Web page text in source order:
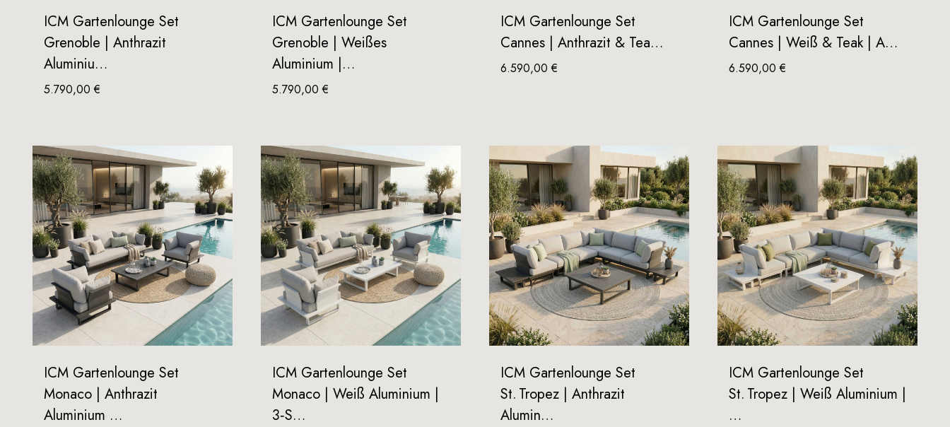
ICM Gartenlounge Set
Grenoble | Anthrazit
Aluminiu…
5.790,00€
ICM Gartenlounge Set
Grenoble | Weißes
Aluminium |…
5.790,00€
ICM Gartenlounge Set
Cannes | Anthrazit & Tea…
6.590,00€
ICM Gartenlounge Set
Cannes | Weiß & Teak | A…
6.590,00€
ICM Gartenlounge Set
Monaco | Anthrazit
Aluminium …
ICM Gartenlounge Set
Monaco | Weiß Aluminium |
3‑S…
ICM Gartenlounge Set
St. Tropez | Anthrazit
Alumin…
ICM Gartenlounge Set
St. Tropez | Weiß Aluminium |
…